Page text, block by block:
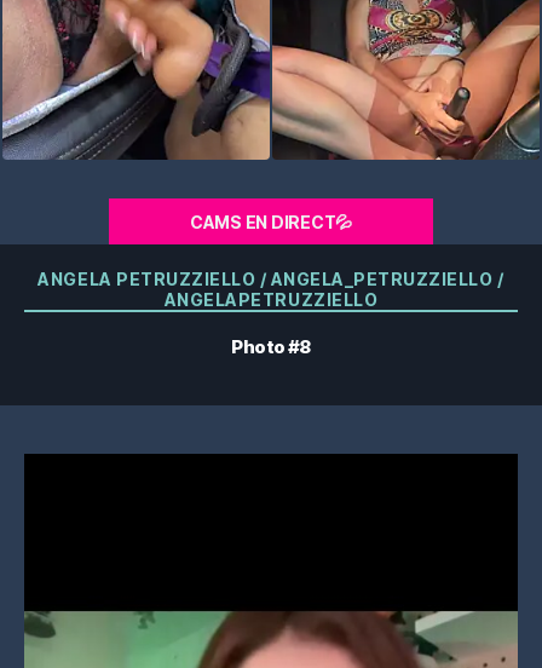
CAMS EN DIRECT💦
Catégories
ANGELA PETRUZZIELLO / ANGELA_PETRUZZIELLO /
ANGELAPETRUZZIELLO
Photo #8